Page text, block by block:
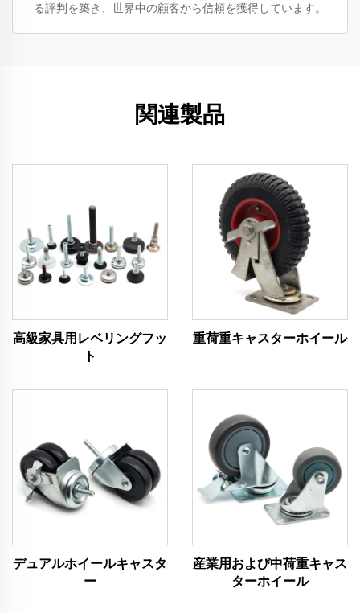
る評判を築き、世界中の顧客から信頼を獲得しています。
関連製品
高級家具用レベリングフッ
ト
重荷重キャスターホイール
デュアルホイールキャスタ
ー
産業用および中荷重キャス
ターホイール